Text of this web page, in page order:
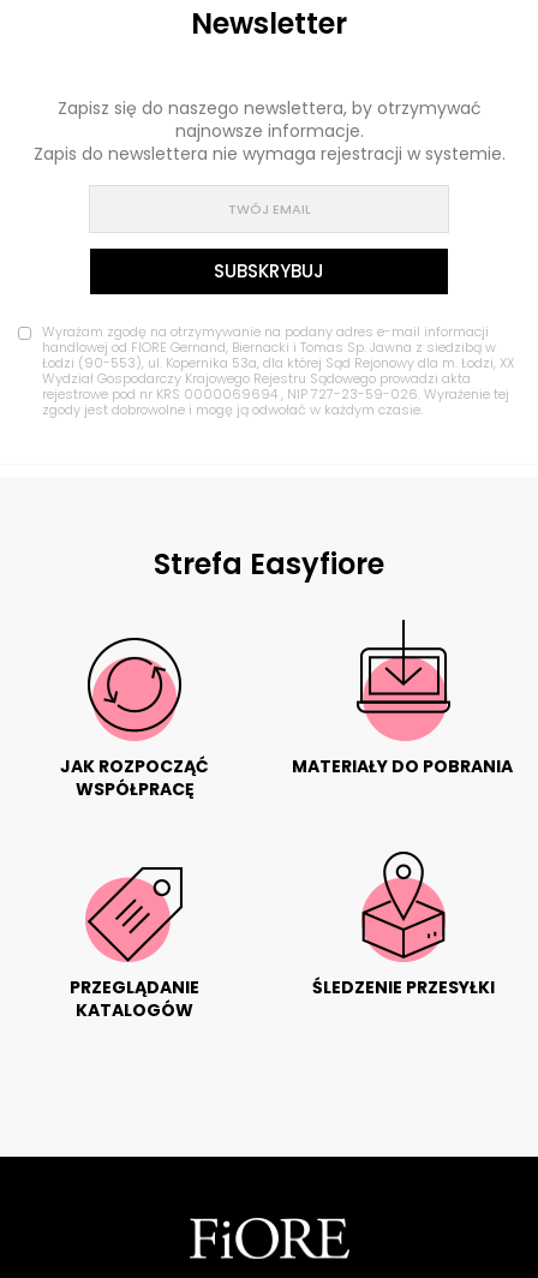
Newsletter
Zapisz się do naszego newslettera, by otrzymywać
najnowsze informacje.
Zapis do newslettera nie wymaga rejestracji w systemie.
Wyrażam zgodę na otrzymywanie na podany adres e-mail informacji
handlowej od FIORE Gernand, Biernacki i Tomas Sp. Jawna z siedzibą w
Łodzi (90-553), ul. Kopernika 53a, dla której Sąd Rejonowy dla m. Łodzi, XX
Wydział Gospodarczy Krajowego Rejestru Sądowego prowadzi akta
rejestrowe pod nr KRS 0000069694 , NIP 727-23-59-026. Wyrażenie tej
zgody jest dobrowolne i mogę ją odwołać w każdym czasie.
Strefa Easyfiore
JAK ROZPOCZĄĆ
WSPÓŁPRACĘ
MATERIAŁY DO POBRANIA
PRZEGLĄDANIE
KATALOGÓW
ŚLEDZENIE PRZESYŁKI